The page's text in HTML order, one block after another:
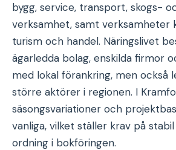
bygg, service, transport, skogs-
verksamhet, samt verksamheter
turism och handel. Näringslivet
ägarledda bolag, enskilda firmor
med lokal förankring, men också
större aktörer i regionen. I
säsongsvariationer och
vanliga, vilket ställer krav på
ordning i bokföringen.